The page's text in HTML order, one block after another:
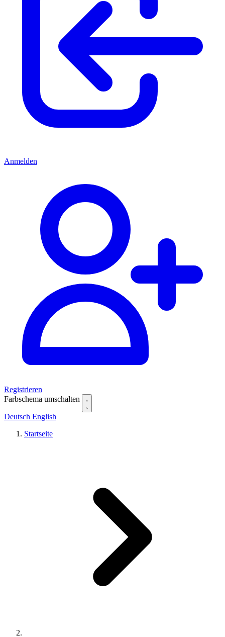
Anmelden
Registrieren
Farbschema umschalten
Deutsch English
Startseite